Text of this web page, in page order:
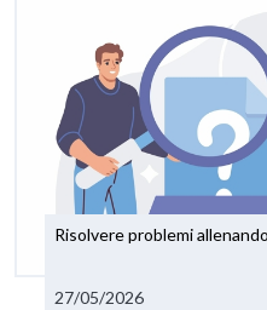
Risolvere problemi
27/05/2026